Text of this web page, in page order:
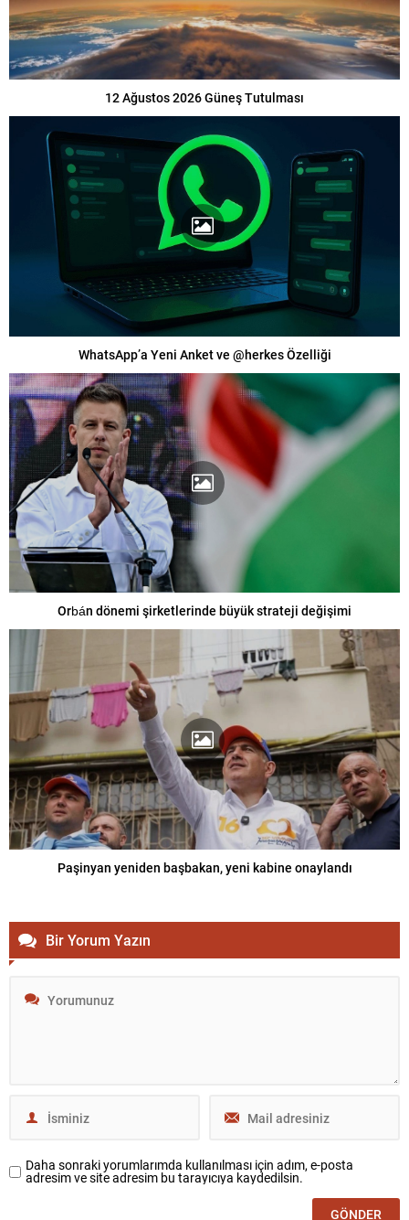
12 Ağustos 2026 Güneş Tutulması
WhatsApp’a Yeni Anket ve @herkes Özelliği
Orbán dönemi şirketlerinde büyük strateji değişimi
Paşinyan yeniden başbakan, yeni kabine onaylandı
Bir Yorum Yazın
Daha sonraki yorumlarımda kullanılması için adım, e-posta
adresim ve site adresim bu tarayıcıya kaydedilsin.